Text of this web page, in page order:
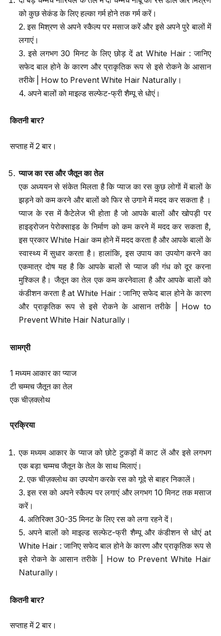
को कुछ सेकंड के लिए हल्का गर्म होने तक गर्म करें।
2. इस मिश्रण से अपने स्कैल्प पर मसाज करें और इसे अपने पुरे बालों में
लगाएं।
3. इसे लगभग 30 मिनट के लिए छोड़ दें at White Hair : जानिए
सफेद बाल होने के कारण और प्राकृतिक रूप से इसे रोकने के आसान
तरीके | How to Prevent White Hair Naturally।
4. अपने बालों को माइल्ड सल्फेट-फ्री शैम्पू से धोएं।
कितनी बार?
सप्ताह में 2 बार।
प्याज का रस और जैतून का तेल
एक अध्ययन से संकेत मिलता है कि प्याज का रस कुछ लोगों में बालों के
झड़ने को कम करने और बालों को फिर से उगाने में मदद कर सकता है ।
प्याज के रस में कैटेलेज भी होता है जो आपके बालों और खोपड़ी पर
हाइड्रोजन पेरोक्साइड के निर्माण को कम करने में मदद कर सकता है,
इस प्रकार White Hair कम होने में मदद करता है और आपके बालों के
स्वास्थ्य में सुधार करता है। हालांकि, इस उपाय का उपयोग करने का
एकमात्र दोष यह है कि आपके बालों से प्याज की गंध को दूर करना
मुश्किल है। जैतून का तेल एक कम करनेवाला है और आपके बालों को
कंडीशन करता है at White Hair : जानिए सफेद बाल होने के कारण
और प्राकृतिक रूप से इसे रोकने के आसान तरीके | How to
Prevent White Hair Naturally।
सामग्री
1 मध्यम आकार का प्याज
टी चम्मच जैतून का तेल
एक चीज़क्लोथ
प्रक्रिया
एक मध्यम आकार के प्याज को छोटे टुकड़ों में काट लें और इसे लगभग
एक बड़ा चम्मच जैतून के तेल के साथ मिलाएं।
2. एक चीज़क्लोथ का उपयोग करके रस को गूदे से बाहर निकालें।
3. इस रस को अपने स्कैल्प पर लगाएं और लगभग 10 मिनट तक मसाज
करें।
4. अतिरिक्त 30-35 मिनट के लिए रस को लगा रहने दें।
5. अपने बालों को माइल्ड सल्फेट-फ्री शैम्पू और कंडीशन से धोएं at
White Hair : जानिए सफेद बाल होने के कारण और प्राकृतिक रूप से
इसे रोकने के आसान तरीके | How to Prevent White Hair
Naturally।
कितनी बार?
सप्ताह में 2 बार।